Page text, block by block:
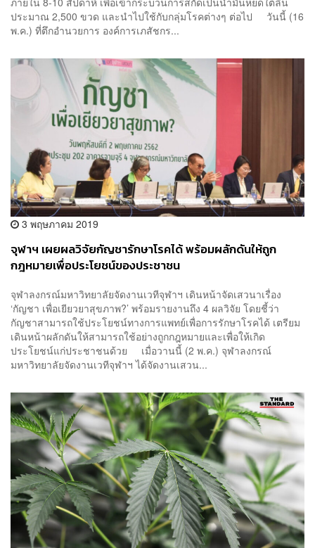
ประมาณ 2,500 ขวด และนำไปใช้กับกลุ่มโรคต่างๆ ต่อไป วันนี้ (16
พ.ค.) ที่ตึกอำนวยการ องค์การเภสัชกร...
3 พฤษภาคม 2019
จุฬาฯ เผยผลวิจัยกัญชารักษาโรคได้ พร้อมผลักดันให้ถูก
กฎหมายเพื่อประโยชน์ของประชาชน
จุฬาลงกรณ์มหาวิทยาลัยจัดงานเวทีจุฬาฯ เดินหน้าจัดเสวนาเรื่อง
‘กัญชา เพื่อเยียวยาสุขภาพ?’ พร้อมรายงานถึง 4 ผลวิจัย โดยชี้ว่า
กัญชาสามารถใช้ประโยชน์ทางการแพทย์เพื่อการรักษาโรคได้ เตรียม
เดินหน้าผลักดันให้สามารถใช้อย่างถูกกฎหมายและเพื่อให้เกิด
ประโยชน์แก่ประชาชนด้วย เมื่อวานนี้ (2 พ.ค.) จุฬาลงกรณ์
มหาวิทยาลัยจัดงานเวทีจุฬาฯ ได้จัดงานเสวน...